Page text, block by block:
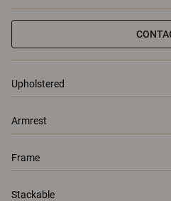
Upholstered
Armrest
Frame
Stackable